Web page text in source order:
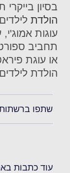
בסיון בייקרי
הולדת
עוגות
תחביב
או עוגת
הולדת
שתפו
עוד כתבות